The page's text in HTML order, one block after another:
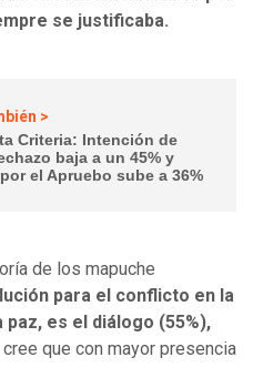
se justificaba.
>
Criteria: Intención de
baja a un 45% y
el Apruebo sube a 36%
de los mapuche
para el conflicto en la
es el diálogo (55%),
que con mayor presencia